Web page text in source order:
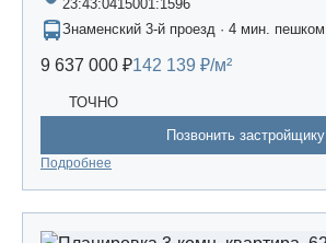
23:43:0415001:1596
Знаменский 3-й проезд · 4 мин. пешком
9 637 000 ₽142 139 ₽/м²
ТОЧНО
Позвонить застройщику
Подробнее